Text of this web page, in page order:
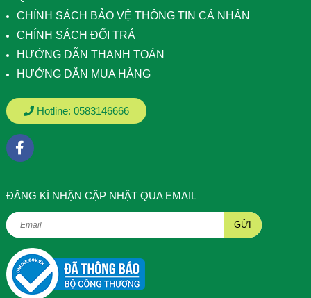
CHÍNH SÁCH BẢO VỆ THÔNG TIN CÁ NHÂN
CHÍNH SÁCH ĐỔI TRẢ
HƯỚNG DẪN THANH TOÁN
HƯỚNG DẪN MUA HÀNG
Hotline: 0583146666
ÐĂNG KÍ NHẬN CẬP NHẬT QUA EMAIL
GỬI